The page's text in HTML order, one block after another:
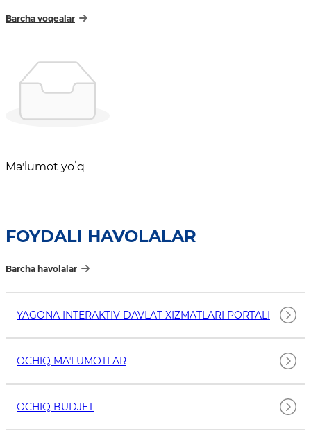
Barcha voqealar
Maʼlumot yoʻq
FOYDALI HAVOLALAR
Barcha havolalar
YAGONA INTERAKTIV DAVLAT XIZMATLARI PORTALI
OCHIQ MAʼLUMOTLAR
OCHIQ BUDJET